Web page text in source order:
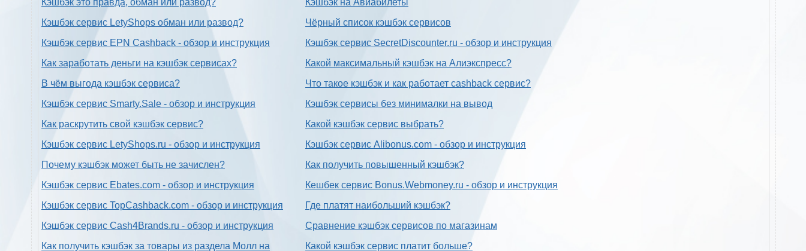
Кэшбэк это правда, обман или развод?
Кэшбэк сервис LetyShops обман или развод?
Кэшбэк сервис EPN Cashback - обзор и инструкция
Как заработать деньги на кэшбэк сервисах?
В чём выгода кэшбэк сервиса?
Кэшбэк сервис Smarty.Sale - обзор и инструкция
Как раскрутить свой кэшбэк сервис?
Кэшбэк сервис LetyShops.ru - обзор и инструкция
Почему кэшбэк может быть не зачислен?
Кэшбэк сервис Ebates.com - обзор и инструкция
Кэшбэк сервис TopCashback.com - обзор и инструкция
Кэшбэк сервис Cash4Brands.ru - обзор и инструкция
Как получить кэшбэк за товары из раздела Молл на
Кэшбэк на Авиабилеты
Чёрный список кэшбэк сервисов
Кэшбэк сервис SecretDiscounter.ru - обзор и инструкция
Какой максимальный кэшбэк на Алиэкспресс?
Что такое кэшбэк и как работает cashback сервис?
Кэшбэк сервисы без минималки на вывод
Какой кэшбэк сервис выбрать?
Кэшбэк сервис Alibonus.com - обзор и инструкция
Как получить повышенный кэшбэк?
Кешбек сервис Bonus.Webmoney.ru - обзор и инструкция
Где платят наибольший кэшбэк?
Сравнение кэшбэк сервисов по магазинам
Какой кэшбэк сервис платит больше?